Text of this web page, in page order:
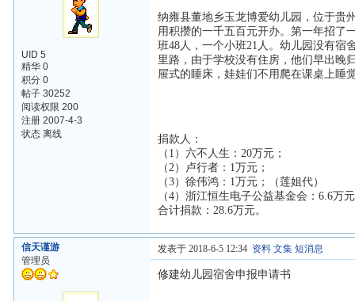
UID 5
精华 0
积分 0
帖子 30252
阅读权限 200
注册 2007-4-3
状态 离线
纳雍县董地乡玉龙博爱幼儿园，位于贵
用积攒的一千五百元开办。第一年招了
班48人，一个小班21人。幼儿园没有宿
里路，由于学校没有住房，他们早出晚
屉式的睡床，娃娃们不用爬在课桌上睡
捐款人：
（1）六不人生：20万元；
（2）卢行者：1万元；
（3）徐伟鸿：1万元；（莲姐代）
（4）浙江恒生电子公益基金会：6.6万
合计捐款：28.6万元。
信天谨游
管理员
发表于 2018-6-5 12:34 资料 文集 短消息
修建幼儿园宿舍申报申请书